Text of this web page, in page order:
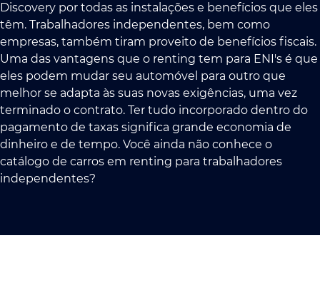
Discovery por todas as instalações e benefícios que eles
têm. Trabalhadores independentes, bem como
empresas, também tiram proveito de benefícios fiscais.
Uma das vantagens que o renting tem para ENI's é que
eles podem mudar seu automóvel para outro que
melhor se adapta às suas novas exigências, uma vez
terminado o contrato. Ter tudo incorporado dentro do
pagamento de taxas significa grande economia de
dinheiro e de tempo. Você ainda não conhece o
catálogo de carros em renting para trabalhadores
independentes?